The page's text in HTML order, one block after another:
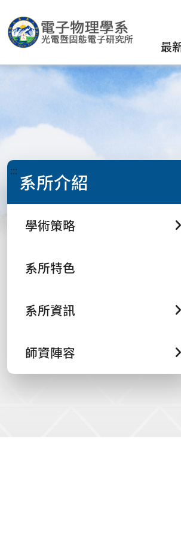
最
::: 系所介紹
學術策略
系所特色
系所資訊
師資陣容